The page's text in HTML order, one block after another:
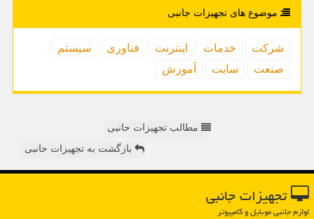
موضوع های تجهیزات جانبی
شركت خدمات اینترنت فناوری
سیستم
صنعت
سایت آموزش
مطالب تجهیزات حانبی
بازگشت به تجهیزات حانبی
تجهیزات جانبی
لوازم جانبی موبایل و کامپیوتر